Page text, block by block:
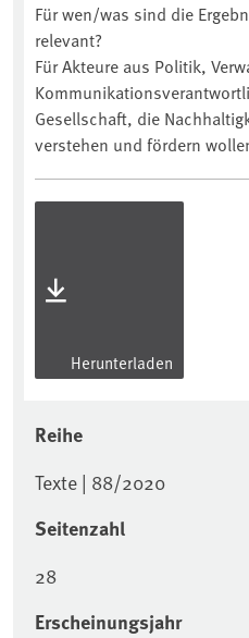
Für wen/was sind die
relevant?
Für Akteure aus Politik,
Gesellschaft, die
verstehen und fördern
Herunterladen
Reihe
Texte | 88/2020
Seitenzahl
28
Erscheinungsjahr